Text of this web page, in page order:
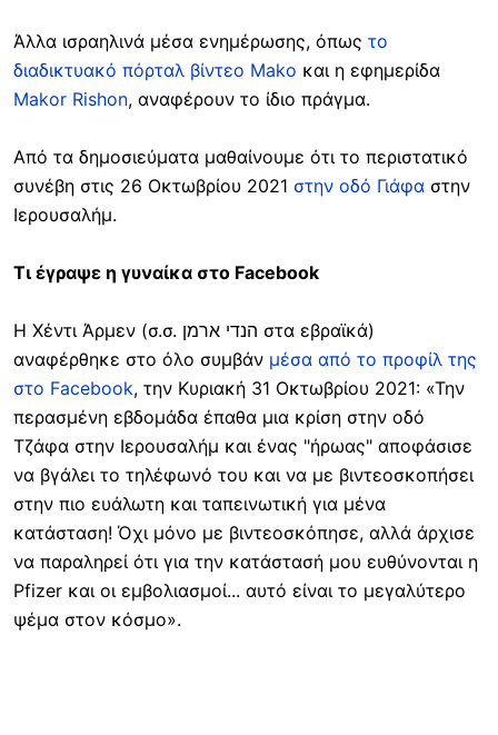
Άλλα ισραηλινά μέσα ενημέρωσης, όπως το
διαδικτυακό πόρταλ βίντεο Mako και η εφημερίδα
Makor Rishon, αναφέρουν το ίδιο πράγμα.
Από τα δημοσιεύματα μαθαίνουμε ότι το περιστατικό
συνέβη στις 26 Οκτωβρίου 2021 στην οδό Γιάφα στην
Ιερουσαλήμ.
Τι έγραψε η γυναίκα στο Facebook
Η Χέντι Άρμεν (σ.σ. הנדי ארמן στα εβραϊκά)
αναφέρθηκε στο όλο συμβάν μέσα από το προφίλ της
στο Facebook, την Κυριακή 31 Οκτωβρίου 2021: «Την
περασμένη εβδομάδα έπαθα μια κρίση στην οδό
Τζάφα στην Ιερουσαλήμ και ένας "ήρωας" αποφάσισε
να βγάλει το τηλέφωνό του και να με βιντεοσκοπήσει
στην πιο ευάλωτη και ταπεινωτική για μένα
κατάσταση! Όχι μόνο με βιντεοσκόπησε, αλλά άρχισε
να παραληρεί ότι για την κατάστασή μου ευθύνονται η
Pfizer και οι εμβολιασμοί... αυτό είναι το μεγαλύτερο
ψέμα στον κόσμο».